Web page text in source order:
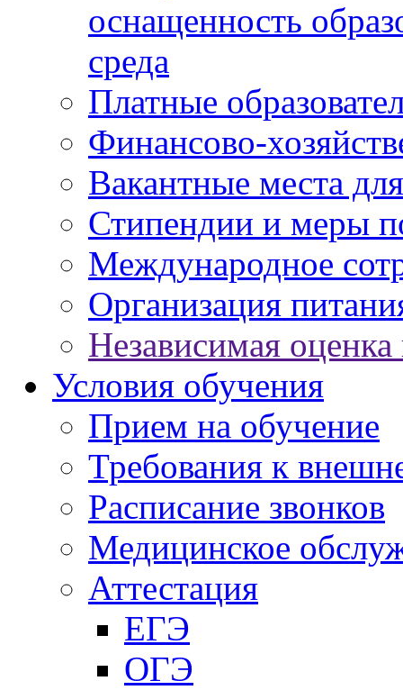
оснащенность
среда
Платные
Финансово-
Вакантные места
Стипендии и меры
Международное
Организация
Независимая оценка
Условия обучения
Прием на обучение
Требования к
Расписание звонков
Медицинское
Аттестация
ЕГЭ
ОГЭ